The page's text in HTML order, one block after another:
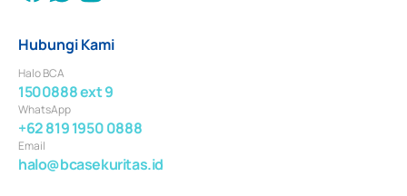
Hubungi Kami
Halo BCA
1500888 ext 9
WhatsApp
+62 819 1950 0888
Email
halo@bcasekuritas.id